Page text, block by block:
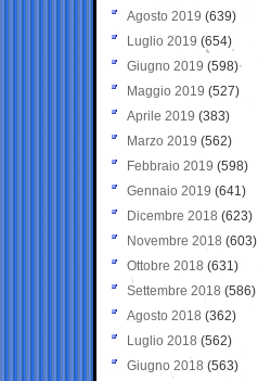
Agosto 2019 (639)
Luglio 2019 (654)
Giugno 2019 (598)
Maggio 2019 (527)
Aprile 2019 (383)
Marzo 2019 (562)
Febbraio 2019 (598)
Gennaio 2019 (641)
Dicembre 2018 (623)
Novembre 2018 (603)
Ottobre 2018 (631)
Settembre 2018 (586)
Agosto 2018 (362)
Luglio 2018 (562)
Giugno 2018 (563)